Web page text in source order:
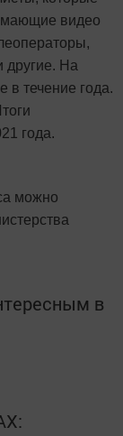
видео
другие. На
в течение года.
года.
можно
в